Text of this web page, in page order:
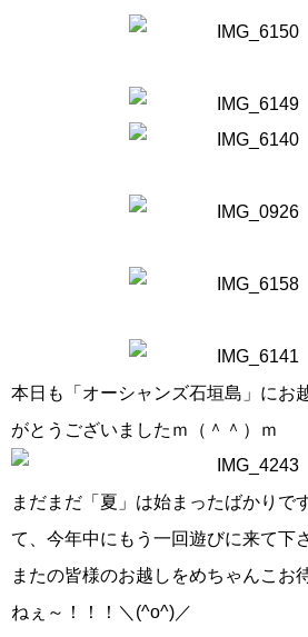
本日も「オーシャンズ石垣島」にお
がとうございましたｍ（＾＾）ｍ
まだまだ「夏」は始まったばかりで
て、今年中にもう一回遊びに来て下
またの皆様のお越しをめちゃんこお
ねぇ～！！！＼(^o^)／